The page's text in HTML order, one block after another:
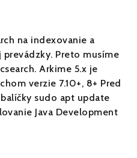
na indexovanie a
Preto musíme
Arkime 5.x je
verzie 7.10+, 8+ Pred
sudo apt update
Java Development